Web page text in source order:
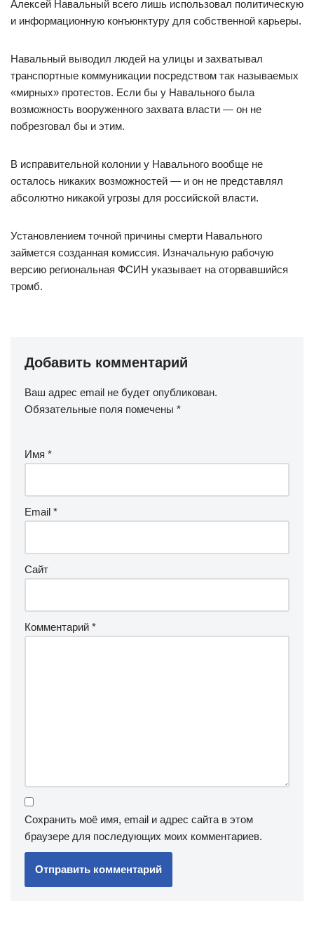
Алексей Навальный всего лишь использовал политическую
и информационную конъюнктуру для собственной карьеры.
Навальный выводил людей на улицы и захватывал
транспортные коммуникации посредством так называемых
«мирных» протестов. Если бы у Навального была
возможность вооруженного захвата власти — он не
побрезговал бы и этим.
В исправительной колонии у Навального вообще не
осталось никаких возможностей — и он не представлял
абсолютно никакой угрозы для российской власти.
Установлением точной причины смерти Навального
займется созданная комиссия. Изначальную рабочую
версию региональная ФСИН указывает на оторвавшийся
тромб.
Добавить комментарий
Ваш адрес email не будет опубликован.
Обязательные поля помечены *
Имя *
Email *
Сайт
Комментарий *
Сохранить моё имя, email и адрес сайта в этом
браузере для последующих моих комментариев.